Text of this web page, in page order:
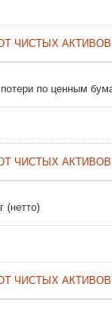
по ценным
(нетто)